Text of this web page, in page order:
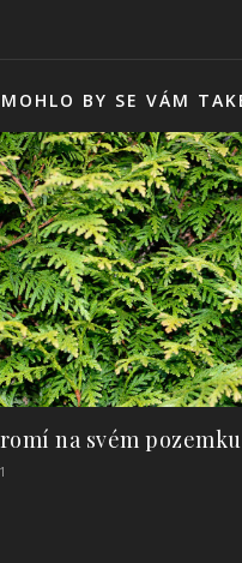
MOHLO BY SE VÁM
na svém pozemku